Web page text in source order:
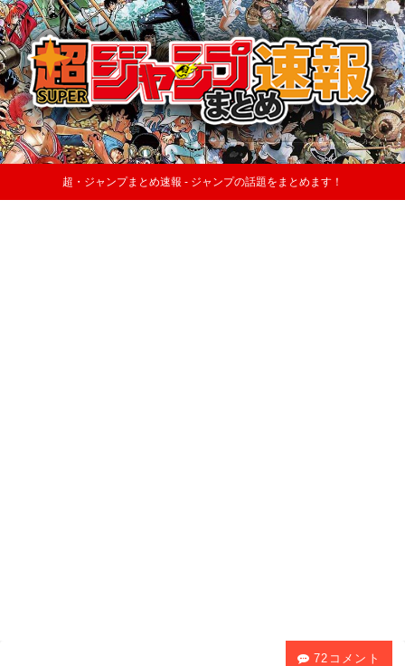
超・ジャンプまとめ速報 - ジャンプの話題をまとめます！
72コメント